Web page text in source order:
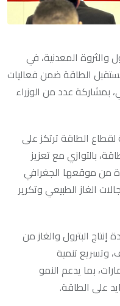
والثروة المعدنية، في
الطاقة ضمن فعاليات
بمشاركة عدد من الوزراء
لقطاع الطاقة ترتكز على
بالتوازي مع تعزيز
من موقعها الجغرافي
الغاز الطبيعي وتكرير
البترول والغاز من
وتسريع تنمية
بما يدعم النمو
على الطاقة.